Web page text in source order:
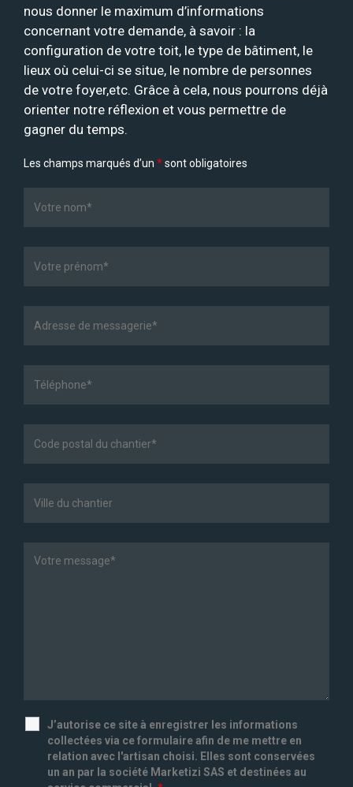
nous donner le maximum d’informations
concernant votre demande, à savoir : la
configuration de votre toit, le type de bâtiment, le
lieux où celui-ci se situe, le nombre de personnes
de votre foyer,etc. Grâce à cela, nous pourrons déjà
orienter notre réflexion et vous permettre de
gagner du temps.
Les champs marqués d’un *sont obligatoires
J’autorise ce site à enregistrer les informations
collectées via ce formulaire afin de me mettre en
relation avec l'artisan choisi. Elles sont conservées
un an par la société Marketizi SAS et destinées au